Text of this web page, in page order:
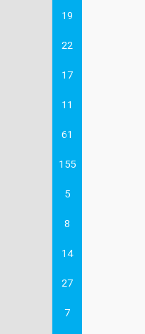
19
22
17
11
61
155
5
8
14
27
7